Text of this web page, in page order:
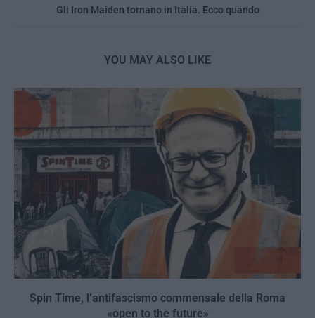
Gli Iron Maiden tornano in Italia. Ecco quando
YOU MAY ALSO LIKE
Spin Time, l’antifascismo commensale della Roma
«open to the future»